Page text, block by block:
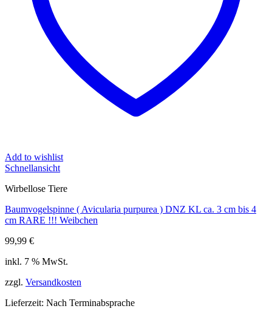
Add to wishlist
Schnellansicht
Wirbellose Tiere
Baumvogelspinne ( Avicularia purpurea ) DNZ KL ca. 3 cm bis 4
cm RARE !!! Weibchen
99,99 €
inkl. 7 % MwSt.
zzgl. Versandkosten
Lieferzeit: Nach Terminabsprache